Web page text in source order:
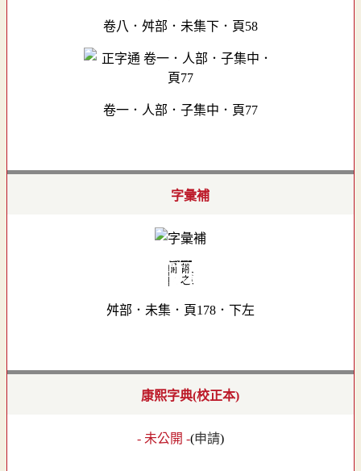
卷八．舛部．未集下．頁58
卷一．人部．子集中．頁77
字彙補
舛部．未集．頁178．下左
康熙字典(校正本)
- 未公開 -(申請)